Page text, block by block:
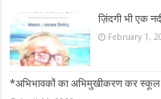
ज़िंदगी भी एक
February 1,
*अभिभावकों का अभिमुखीकरण कर